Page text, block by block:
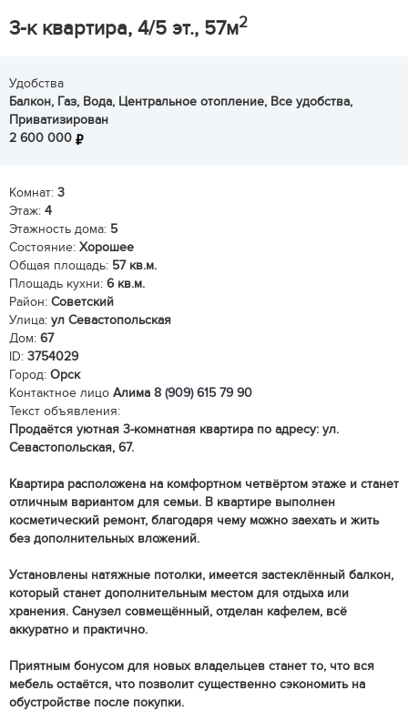
3-к квартира, 4/5 эт., 57м2
Удобства
Балкон, Газ, Вода, Центральное отопление, Все удобства,
Приватизирован
2 600 000
Комнат: 3
Этаж: 4
Этажность дома: 5
Состояние: Хорошее
Общая площадь: 57 кв.м.
Площадь кухни: 6 кв.м.
Район: Советский
Улица: ул Севастопольская
Дом: 67
ID: 3754029
Город: Орск
Контактное лицо Алима 8 (909) 615 79 90
Текст объявления:
Продаётся уютная 3-комнатная квартира по адресу: ул.
Севастопольская, 67.
Квартира расположена на комфортном четвёртом этаже и станет
отличным вариантом для семьи. В квартире выполнен
косметический ремонт, благодаря чему можно заехать и жить
без дополнительных вложений.
Установлены натяжные потолки, имеется застеклённый балкон,
который станет дополнительным местом для отдыха или
хранения. Санузел совмещённый, отделан кафелем, всё
аккуратно и практично.
Приятным бонусом для новых владельцев станет то, что вся
мебель остаётся, что позволит существенно сэкономить на
обустройстве после покупки.